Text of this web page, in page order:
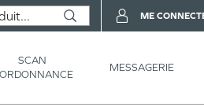
SCAN
MESSAGERIE
ME